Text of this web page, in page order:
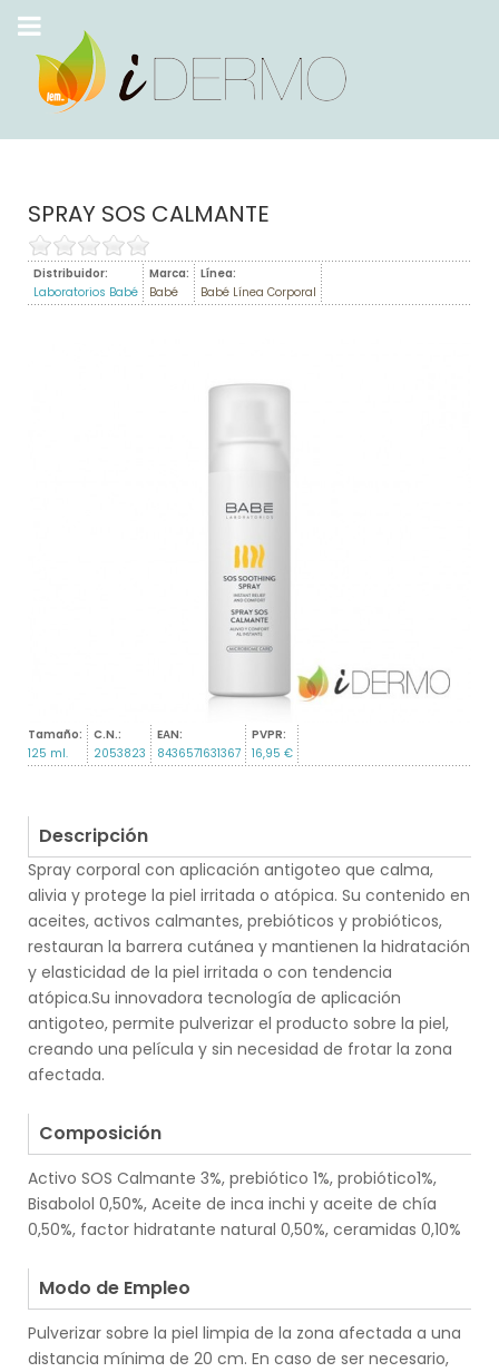
SPRAY SOS CALMANTE
Distribuidor:
Laboratorios Babé
Marca:
Babé
Línea:
Babé Línea Corporal
Tamaño:
125 ml.
C.N.:
2053823
EAN:
8436571631367
PVPR:
16,95 €
Descripción
Spray corporal con aplicación antigoteo que calma,
alivia y protege la piel irritada o atópica. Su contenido en
aceites, activos calmantes, prebióticos y probióticos,
restauran la barrera cutánea y mantienen la hidratación
y elasticidad de la piel irritada o con tendencia
atópica.Su innovadora tecnología de aplicación
antigoteo, permite pulverizar el producto sobre la piel,
creando una película y sin necesidad de frotar la zona
afectada.
Composición
Activo SOS Calmante 3%, prebiótico 1%, probiótico1%,
Bisabolol 0,50%, Aceite de inca inchi y aceite de chía
0,50%, factor hidratante natural 0,50%, ceramidas 0,10%
Modo de Empleo
Pulverizar sobre la piel limpia de la zona afectada a una
distancia mínima de 20 cm. En caso de ser necesario,